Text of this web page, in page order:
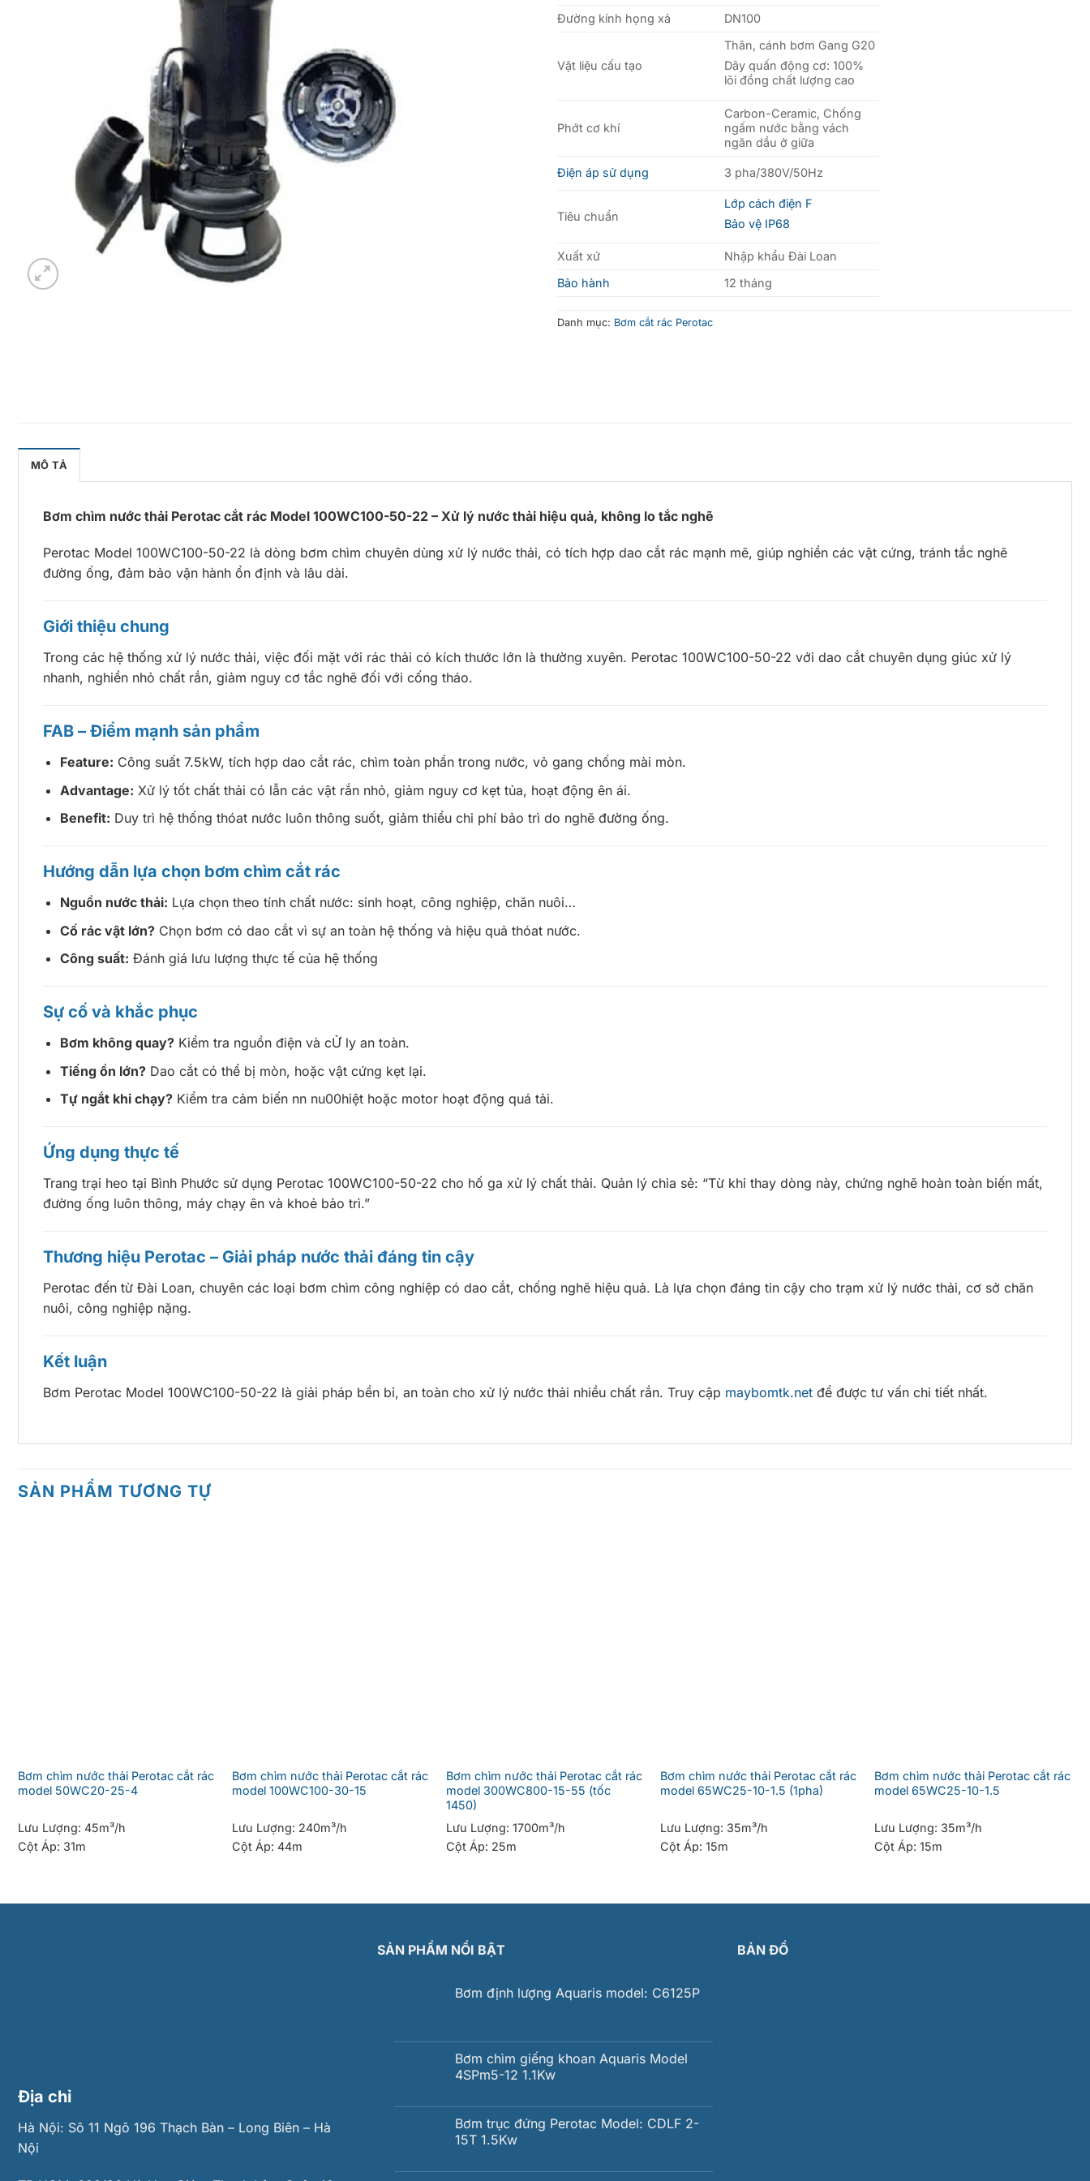
Đường kính họng xả
DN100
Vật liệu cấu tạo
Thân, cánh bơm Gang G20
Dây quấn động cơ: 100%
lõi đồng chất lượng cao
Phớt cơ khí
Carbon-Ceramic, Chống
ngấm nước bằng vách
ngăn dầu ở giữa
Điện áp sử dụng 3 pha/380V/50Hz
Tiêu chuẩn
Lớp cách điện F
Bảo vệ IP68
Xuất xứ
Nhập khẩu Đài Loan
Bảo hành
12 tháng
Danh mục: Bơm cắt rác Perotac
MÔ TẢ
Bơm chìm nước thải Perotac cắt rác Model 100WC100-50-22 – Xử lý nước thải hiệu quả, không lo tắc nghẽ
Perotac Model 100WC100-50-22 là dòng bơm chìm chuyên dùng xử lý nước thải, có tích hợp dao cắt rác mạnh mẽ, giúp nghiền các vật cứng, tránh tắc nghẽ
đường ống, đảm bảo vận hành ổn định và lâu dài.
Giới thiệu chung
Trong các hệ thống xử lý nước thải, việc đối mặt với rác thải có kích thước lớn là thường xuyên. Perotac 100WC100-50-22 với dao cắt chuyên dụng giúc xử lý
nhanh, nghiền nhỏ chất rắn, giảm nguy cơ tắc nghẽ đối với cống tháo.
FAB – Điểm mạnh sản phẩm
Feature: Công suất 7.5kW, tích hợp dao cắt rác, chìm toàn phần trong nước, vỏ gang chống mài mòn.
Advantage: Xử lý tốt chất thải có lẫn các vật rắn nhỏ, giảm nguy cơ kẹt tủa, hoạt động ên ái.
Benefit: Duy trì hệ thống thóat nước luôn thông suốt, giảm thiểu chi phí bảo trì do nghẽ đường ống.
Hướng dẫn lựa chọn bơm chìm cắt rác
Nguồn nước thải: Lựa chọn theo tính chất nước: sinh hoạt, công nghiệp, chăn nuôi…
Cố rác vật lớn?Chọn bơm có dao cắt vì sự an toàn hệ thống và hiệu quả thóat nước.
Công suất: Đánh giá lưu lượng thực tế của hệ thống
Sự cố và khắc phục
Bơm không quay?Kiểm tra nguồn điện và cỬ ly an toàn.
Tiếng ồn lớn?Dao cắt có thể bị mòn, hoặc vật cứng kẹt lại.
Tự ngắt khi chạy?Kiểm tra cảm biến nn nu00hiệt hoặc motor hoạt động quá tải.
Ứng dụng thực tế
Trang trại heo tại Bình Phước sử dụng Perotac 100WC100-50-22 cho hố ga xử lý chất thải. Quản lý chia sẻ: “Từ khi thay dòng này, chứng nghẽ hoàn toàn biến mất,
đường ống luôn thông, máy chạy ên và khoẻ bảo trì.”
Thương hiệu Perotac – Giải pháp nước thải đáng tin cậy
Perotac đến từ Đài Loan, chuyên các loại bơm chìm công nghiệp có dao cắt, chống nghẽ hiệu quả. Là lựa chọn đáng tin cậy cho trạm xử lý nước thải, cơ sở chăn
nuôi, công nghiệp nặng.
Kết luận
Bơm Perotac Model 100WC100-50-22 là giải pháp bền bỉ, an toàn cho xử lý nước thải nhiều chất rắn. Truy cập maybomtk.net để được tư vấn chi tiết nhất.
SẢN PHẨM TƯƠNG TỰ
Bơm chìm nước thải Perotac cắt rác
model 50WC20-25-4
Lưu Lượng: 45m³/h
Cột Áp: 31m
Bơm chìm nước thải Perotac cắt rác
model 100WC100-30-15
Lưu Lượng: 240m³/h
Cột Áp: 44m
Bơm chìm nước thải Perotac cắt rác
model 300WC800-15-55 (tốc
1450)
Lưu Lượng: 1700m³/h
Cột Áp: 25m
Bơm chìm nước thải Perotac cắt rác
model 65WC25-10-1.5 (1pha)
Lưu Lượng: 35m³/h
Cột Áp: 15m
Bơm chìm nước thải Perotac cắt rác
model 65WC25-10-1.5
Lưu Lượng: 35m³/h
Cột Áp: 15m
Địa chỉ
Hà Nội: Sô 11 Ngõ 196 Thạch Bàn – Long Biên – Hà
Nội
SẢN PHẨM NỔI BẬT
Bơm định lượng Aquaris model: C6125P
Bơm chìm giếng khoan Aquaris Model
4SPm5-12 1.1Kw
Bơm trục đứng Perotac Model: CDLF 2-
15T 1.5Kw
BẢN ĐỒ